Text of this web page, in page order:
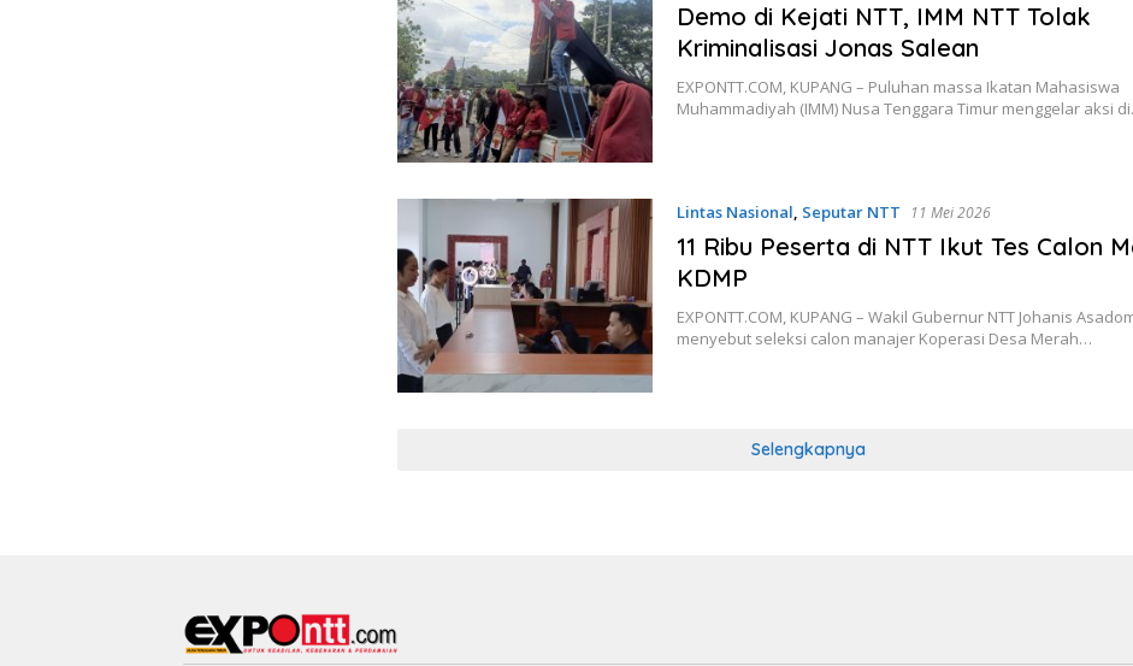
Demo di Kejati NTT, IMM NTT Tolak
Kriminalisasi Jonas Salean
EXPONTT.COM, KUPANG – Puluhan massa Ikatan Mahasiswa
Muhammadiyah (IMM) Nusa Tenggara Timur menggelar aksi
Lintas Nasional, Seputar NTT 11 Mei 2026
11 Ribu Peserta di NTT Ikut Tes Calon
KDMP
EXPONTT.COM, KUPANG – Wakil Gubernur NTT Johanis
menyebut seleksi calon manajer Koperasi Desa Merah…
Selengkapnya